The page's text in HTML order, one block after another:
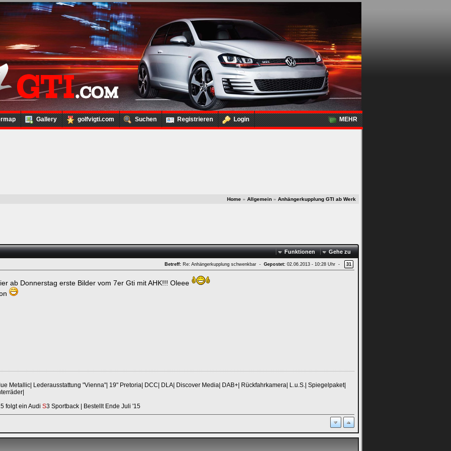
Gallery golfvigti.com Suchen Registrieren Login MEHR
Home » Allgemein » Anhängerkupplung GTI ab Werk
Gehe zu
Funktionen
Betreff: Re: Anhängerkupplung schwenkbar - Gepostet: 02.06.2013 - 10:28 Uhr - 31
ab Donnerstag erste Bilder vom 7er Gti mit AHK!!! Oleee
Metallic| Lederausstattung "Vienna"| 19" Pretoria| DCC| DLA| Discover Media| DAB+| Rückfahrkamera| L.u.S.| Spiegelpaket|
folgt ein Audi S3 Sportback | Bestellt Ende Juli '15